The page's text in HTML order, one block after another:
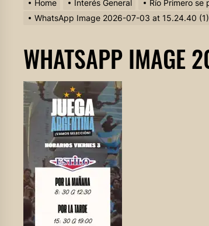
Home Interés General
Río Primero
WhatsApp Image 2026-07-03 at 15.24.40 (1)
WHATSAPP